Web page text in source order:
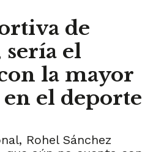
de
el
la mayor
el deporte
Rohel Sánchez